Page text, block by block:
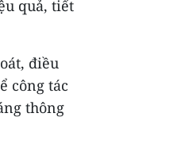
quả, tiết
điều
công tác
thông